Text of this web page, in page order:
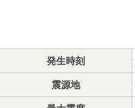
発生時刻
震源地